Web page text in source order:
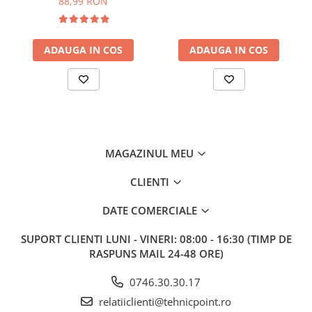
ADAUGA IN COS ADAUGA IN COS
MAGAZINUL MEU
CLIENTI
DATE COMERCIALE
SUPORT CLIENTI LUNI - VINERI: 08:00 - 16:30 (TIMP DE
RASPUNS MAIL 24-48 ORE)
0746.30.30.17
relatiiclienti@tehnicpoint.ro